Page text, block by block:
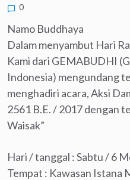
0
Namo Buddhaya
Dalam menyambut Hari
Kami dari GEMABUDHI
Indonesia) mengundang
menghadiri acara, Aksi
2561 B.E. / 2017 dengan
Waisak”
Hari / tanggal : Sabtu / 6
Tempat : Kawasan Istana